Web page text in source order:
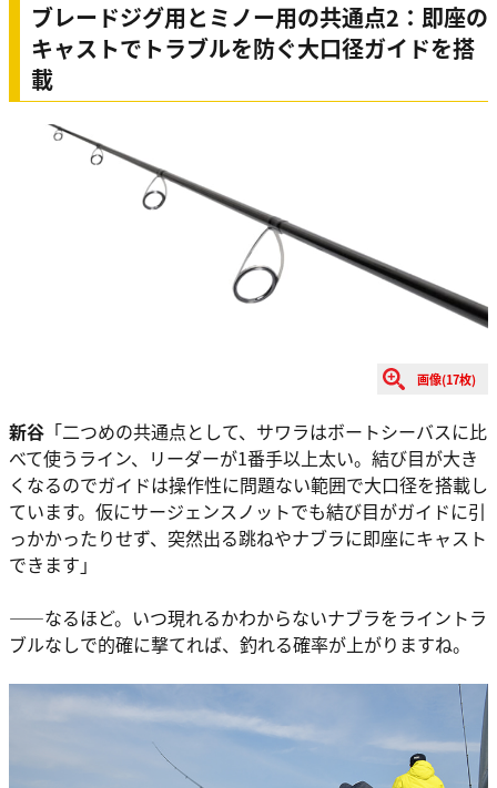
ブレードジグ用とミノー用の共通点2：即座の
キャストでトラブルを防ぐ大口径ガイドを搭
載
画像(17枚)
新谷 「二つめの共通点として、サワラはボートシーバスに比
べて使うライン、リーダーが1番手以上太い。結び目が大き
くなるのでガイドは操作性に問題ない範囲で大口径を搭載し
ています。仮にサージェンスノットでも結び目がガイドに引
っかかったりせず、突然出る跳ねやナブラに即座にキャスト
できます」
――なるほど。いつ現れるかわからないナブラをライントラ
ブルなしで的確に撃てれば、釣れる確率が上がりますね。